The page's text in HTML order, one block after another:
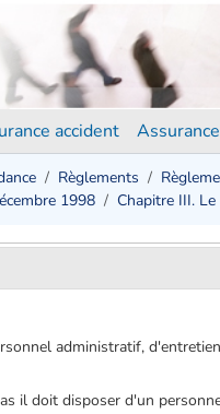
accident
Règlements
1998
Chapitre III.
administratif,
il doit disposer d'un